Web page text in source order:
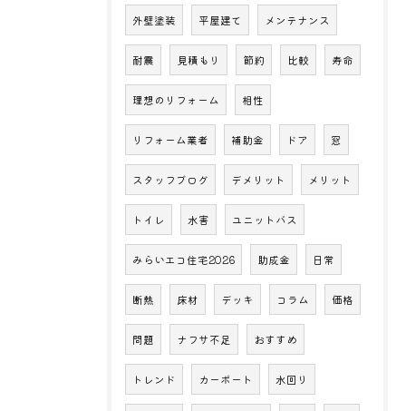
外壁塗装 平屋建て メンテナンス
耐震 見積もり 節約 比較 寿命
理想のリフォーム 相性
リフォーム業者 補助金 ドア 窓
スタッフブログ デメリット メリット
トイレ 水害 ユニットバス
みらいエコ住宅2026 助成金 日常
断熱 床材 デッキ コラム 価格
問題 ナフサ不足 おすすめ
トレンド カーポート 水回り